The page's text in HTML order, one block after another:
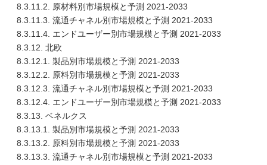
8.3.11.2. 原材料別市場規模と予測 2021-2033
8.3.11.3. 流通チャネル別市場規模と予測 2021-2033
8.3.11.4. エンドユーザー別市場規模と予測 2021-2033
8.3.12. 北欧
8.3.12.1. 製品別市場規模と予測 2021-2033
8.3.12.2. 原料別市場規模と予測 2021-2033
8.3.12.3. 流通チャネル別市場規模と予測 2021-2033
8.3.12.4. エンドユーザー別市場規模と予測 2021-2033
8.3.13. ベネルクス
8.3.13.1. 製品別市場規模と予測 2021-2033
8.3.13.2. 原料別市場規模と予測 2021-2033
8.3.13.3. 流通チャネル別市場規模と予測 2021-2033